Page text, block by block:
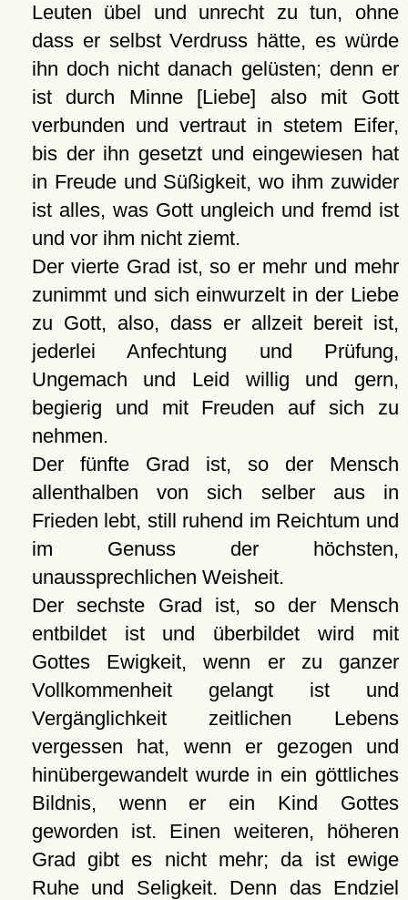
Leuten übel und unrecht zu tun, ohne
dass er selbst Verdruss hätte, es würde
ihn doch nicht danach gelüsten; denn er
ist durch Minne [Liebe] also mit Gott
verbunden und vertraut in stetem Eifer,
bis der ihn gesetzt und eingewiesen hat
in Freude und Süßigkeit, wo ihm zuwider
ist alles, was Gott ungleich und fremd ist
und vor ihm nicht ziemt.
Der vierte Grad ist, so er mehr und mehr
zunimmt und sich einwurzelt in der Liebe
zu Gott, also, dass er allzeit bereit ist,
jederlei Anfechtung und Prüfung,
Ungemach und Leid willig und gern,
begierig und mit Freuden auf sich zu
nehmen.
Der fünfte Grad ist, so der Mensch
allenthalben von sich selber aus in
Frieden lebt, still ruhend im Reichtum und
im Genuss der höchsten,
unaussprechlichen Weisheit.
Der sechste Grad ist, so der Mensch
entbildet ist und überbildet wird mit
Gottes Ewigkeit, wenn er zu ganzer
Vollkommenheit gelangt ist und
Vergänglichkeit zeitlichen Lebens
vergessen hat, wenn er gezogen und
hinübergewandelt wurde in ein göttliches
Bildnis, wenn er ein Kind Gottes
geworden ist. Einen weiteren, höheren
Grad gibt es nicht mehr; da ist ewige
Ruhe und Seligkeit. Denn das Endziel